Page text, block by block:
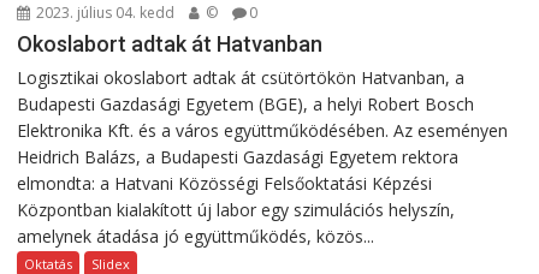
2023. július 04. kedd © 0
Okoslabort adtak át Hatvanban
Logisztikai okoslabort adtak át csütörtökön Hatvanban, a
Budapesti Gazdasági Egyetem (BGE), a helyi Robert Bosch
Elektronika Kft. és a város együttműködésében. Az eseményen
Heidrich Balázs, a Budapesti Gazdasági Egyetem rektora
elmondta: a Hatvani Közösségi Felsőoktatási Képzési
Központban kialakított új labor egy szimulációs helyszín,
amelynek átadása jó együttműködés, közös...
Oktatás Slidex